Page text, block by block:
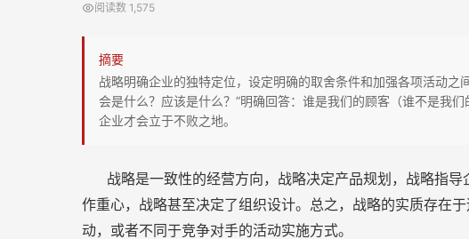
阅读数 1,575
摘要
战略明确企业的独特定位，设定明确的取舍条件和加强各项活动之
会是什么？应该是什么？”明确回答：谁是我们的顾客（谁不是我
企业才会立于不败之地。
战略是一致性的经营方向，战略决定产品规划，战略指
作重心，战略甚至决定了组织设计。总之，战略的实质存在
动，或者不同于竞争对手的活动实施方式。